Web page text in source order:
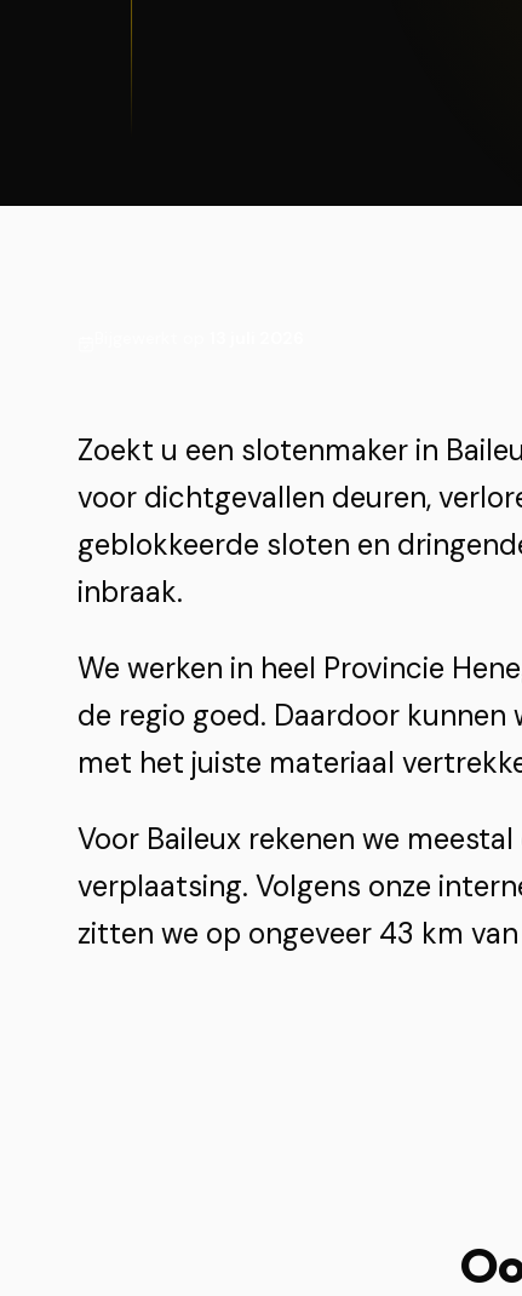
Zoekt u een slotenmaker in
voor dichtgevallen deuren,
geblokkeerde sloten en
inbraak.
We werken in heel Provincie
de regio goed. Daardoor kunnen
met het juiste materiaal
Voor Baileux rekenen we
verplaatsing. Volgens onze
zitten we op ongeveer 43 km